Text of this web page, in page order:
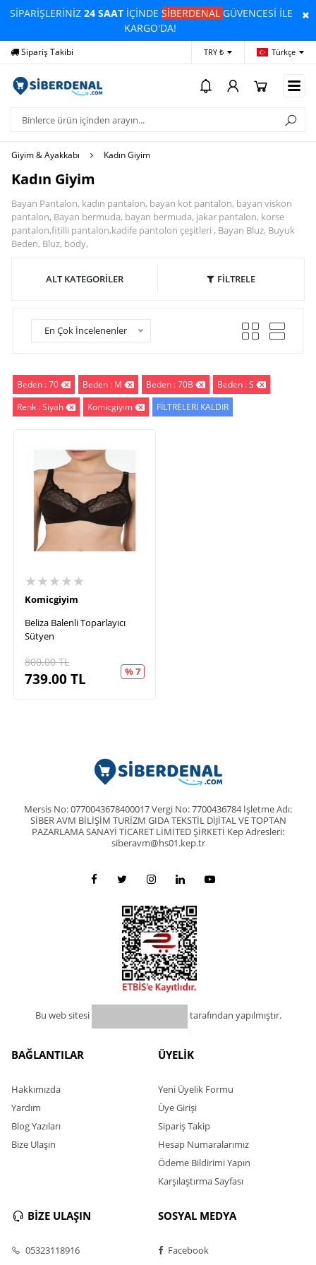
SİPARİŞLERİNİZ24 SAAT İÇİNDESİBERDENALGÜVENCESİ İLE
KARGO'DA!
Sipariş Takibi TRY ₺ Türkçe
Giyim & Ayakkabı Kadın Giyim
Kadın Giyim
Bayan Pantalon, kadın pantalon, bayan kot pantalon, bayan viskon
pantalon, Bayan bermuda, bayan bermuda, jakar pantalon, korse
pantalon,fitilli pantalon,kadife pantolon çeşitleri , Bayan Bluz, Buyuk
Beden, Bluz, body,
ALT KATEGORİLER FİLTRELE
En Çok İncelenenler
Beden : 70 Beden : M Beden : 70B
Beden : S
Renk : Siyah
Komicgiyim FİLTRELERİ KALDIR
★★★★★
Komicgiyim
Beliza Balenli Toparlayıcı
Sütyen
800.00TL
739.00TL % 7
Mersis No: 0770043678400017 Vergi No: 7700436784 İşletme Adı:
SİBER AVM BİLİŞİM TURİZM GIDA TEKSTİL DİJİTAL VE TOPTAN
PAZARLAMA SANAYİ TİCARET LİMİTED ŞİRKETİ Kep Adresleri:
siberavm@hs01.kep.tr
Bu web sitesi tarafından yapılmıştır.
BAĞLANTILAR
Hakkımızda
Yardım
Blog Yazıları
Bize Ulaşın
ÜYELİK
Yeni Üyelik Formu
Üye Girişi
Sipariş Takip
Hesap Numaralarımız
Ödeme Bildirimi Yapın
Karşılaştırma Sayfası
BİZE ULAŞIN
05323118916
SOSYAL MEDYA
Facebook